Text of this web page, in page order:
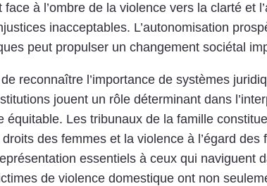
à l’ombre de la violence vers la clarté et
inacceptables. L’autonomisation
peut propulser un changement sociétal
reconnaître l’importance de systèmes
jouent un rôle déterminant dans
Les tribunaux de la famille
des femmes et la violence à l’égard des
essentiels à ceux qui naviguent
de violence domestique ont non